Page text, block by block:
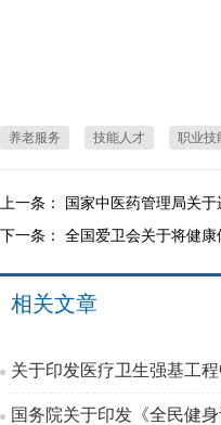
养老服务 技能人才 职业技
上一条： 国家中医药管理局关
下一条： 全国爱卫会关于将健
相关文章
关于印发医疗卫生强基工
国务院关于印发《全民健